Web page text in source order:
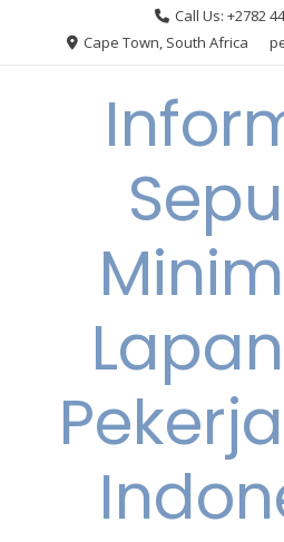
Call Us: +2782
Cape Town, South Africa